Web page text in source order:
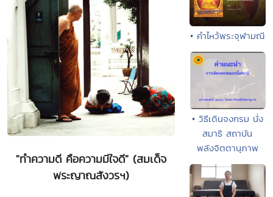
"ทำความดี คือความมีใจดี" (สมเด็จ
พระญาณสังวรฯ)
• คำไหว้พระจุฬามณี
• วิธีเดินจงกรม นั่ง
สมาธิ สถาบัน
พลังจิตตานุภาพ